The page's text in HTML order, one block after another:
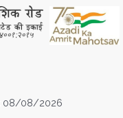
08/08/2026